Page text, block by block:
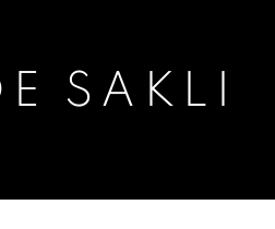
SAKLI